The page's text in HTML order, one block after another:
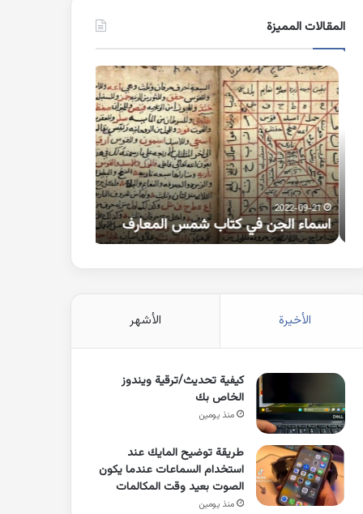
المقالات المميزة
اسماء
الجن
في
كتاب
شمس
المعارف
2022-09-21
اسماء الجن في كتاب شمس المعارف
كلمات
بها
همزة
متطرفة
على
الواو
الأخيرة الأشهر
كيفية تحديث/ترقية ويندوز
الخاص بك
منذ يومين
طريقة توضيح المايك عند
استخدام السماعات عندما يكون
الصوت بعيد وقت المكالمات
منذ يومين